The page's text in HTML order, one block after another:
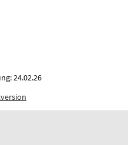
24.02.26